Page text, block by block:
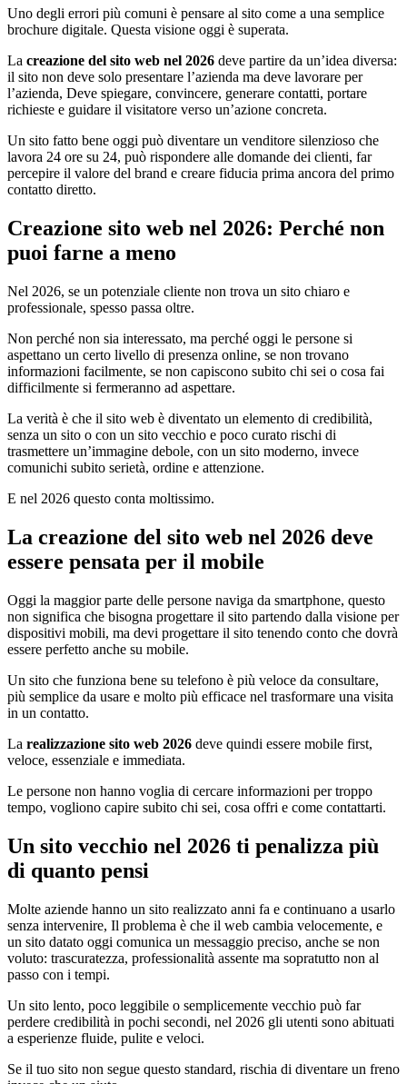
Uno degli errori più comuni è pensare al sito come a una semplice
brochure digitale. Questa visione oggi è superata.
La creazione del sito web nel 2026 deve partire da un’idea diversa:
il sito non deve solo presentare l’azienda ma deve lavorare per
l’azienda, Deve spiegare, convincere, generare contatti, portare
richieste e guidare il visitatore verso un’azione concreta.
Un sito fatto bene oggi può diventare un venditore silenzioso che
lavora 24 ore su 24, può rispondere alle domande dei clienti, far
percepire il valore del brand e creare fiducia prima ancora del primo
contatto diretto.
Creazione sito web nel 2026: Perché non
puoi farne a meno
Nel 2026, se un potenziale cliente non trova un sito chiaro e
professionale, spesso passa oltre.
Non perché non sia interessato, ma perché oggi le persone si
aspettano un certo livello di presenza online, se non trovano
informazioni facilmente, se non capiscono subito chi sei o cosa fai
difficilmente si fermeranno ad aspettare.
La verità è che il sito web è diventato un elemento di credibilità,
senza un sito o con un sito vecchio e poco curato rischi di
trasmettere un’immagine debole, con un sito moderno, invece
comunichi subito serietà, ordine e attenzione.
E nel 2026 questo conta moltissimo.
La creazione del sito web nel 2026 deve
essere pensata per il mobile
Oggi la maggior parte delle persone naviga da smartphone, questo
non significa che bisogna progettare il sito partendo dalla visione per
dispositivi mobili, ma devi progettare il sito tenendo conto che dovrà
essere perfetto anche su mobile.
Un sito che funziona bene su telefono è più veloce da consultare,
più semplice da usare e molto più efficace nel trasformare una visita
in un contatto.
La realizzazione sito web 2026 deve quindi essere mobile first,
veloce, essenziale e immediata.
Le persone non hanno voglia di cercare informazioni per troppo
tempo, vogliono capire subito chi sei, cosa offri e come contattarti.
Un sito vecchio nel 2026 ti penalizza più
di quanto pensi
Molte aziende hanno un sito realizzato anni fa e continuano a usarlo
senza intervenire, Il problema è che il web cambia velocemente, e
un sito datato oggi comunica un messaggio preciso, anche se non
voluto: trascuratezza, professionalità assente ma sopratutto non al
passo con i tempi.
Un sito lento, poco leggibile o semplicemente vecchio può far
perdere credibilità in pochi secondi, nel 2026 gli utenti sono abituati
a esperienze fluide, pulite e veloci.
Se il tuo sito non segue questo standard, rischia di diventare un freno